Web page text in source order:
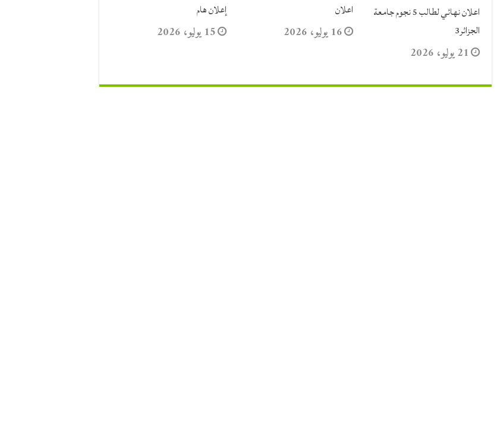
اعلان نهائي لطالب 5 نجوم جامعة
الجزائر3
21 يوليو، 2026
اعلان
16 يوليو، 2026
إعلان هام
15 يوليو، 2026